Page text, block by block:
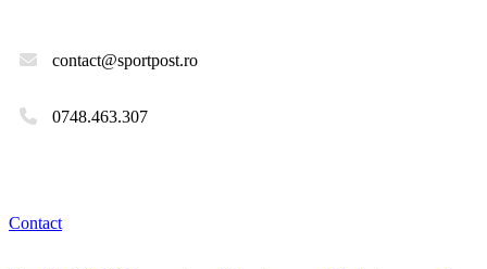
contact@sportpost.ro
0748.463.307
Contact